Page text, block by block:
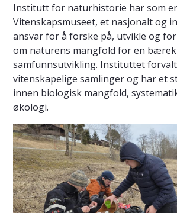
Institutt for naturhistorie har som
Vitenskapsmuseet, et nasjonalt og
ansvar for å forske på, utvikle og
om naturens mangfold for en
samfunnsutvikling. Instituttet
vitenskapelige samlinger og har et
innen biologisk mangfold,
økologi.